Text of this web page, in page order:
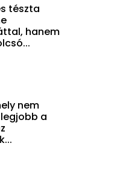
tészta
hanem
nem
a